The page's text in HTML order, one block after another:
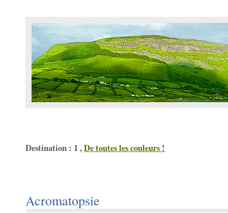
Destination : 1 ,De toutes les couleurs !
Acromatopsie